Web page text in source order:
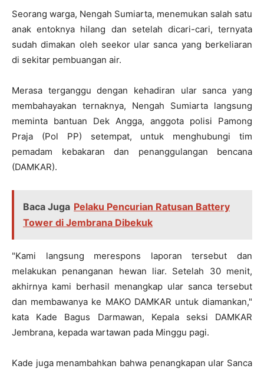
Seorang warga, Nengah Sumiarta, menemukan salah satu
anak entoknya hilang dan setelah dicari-cari, ternyata
sudah dimakan oleh seekor ular sanca yang berkeliaran
di sekitar pembuangan air.
Merasa terganggu dengan kehadiran ular sanca yang
membahayakan ternaknya, Nengah Sumiarta langsung
meminta bantuan Dek Angga, anggota polisi Pamong
Praja (Pol PP) setempat, untuk menghubungi tim
pemadam kebakaran dan penanggulangan bencana
(DAMKAR).
Baca Juga Pelaku Pencurian Ratusan Battery
Tower di Jembrana Dibekuk
"Kami langsung merespons laporan tersebut dan
melakukan penanganan hewan liar. Setelah 30 menit,
akhirnya kami berhasil menangkap ular sanca tersebut
dan membawanya ke MAKO DAMKAR untuk diamankan,"
kata Kade Bagus Darmawan, Kepala seksi DAMKAR
Jembrana, kepada wartawan pada Minggu pagi.
Kade juga menambahkan bahwa penangkapan ular Sanca